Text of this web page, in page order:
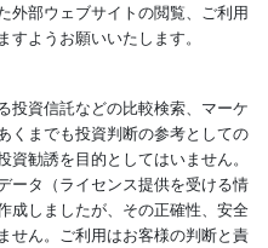
外部ウェブサイトの閲覧、ご利用
ようお願いいたします。
投資信託などの比較検索、マーケ
くまでも投資判断の参考としての
勧誘を目的としてはいません。
ータ（ライセンス提供を受ける情
成しましたが、その正確性、安全
せん。ご利用はお客様の判断と責